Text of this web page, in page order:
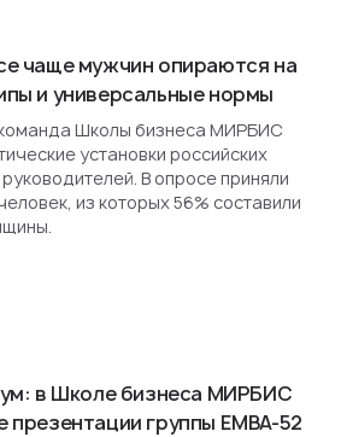
чаще мужчин опираются на
и универсальные нормы
Школы бизнеса МИРБИС
установки российских
В опросе приняли
из которых 56% составили
в Школе бизнеса МИРБИС
группы EMBA-52